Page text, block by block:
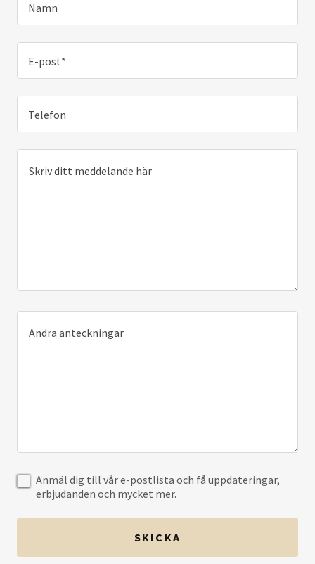
Namn
E-post*
Telefon
Anmäl dig till vår e-postlista och få uppdateringar,
erbjudanden och mycket mer.
SKICKA